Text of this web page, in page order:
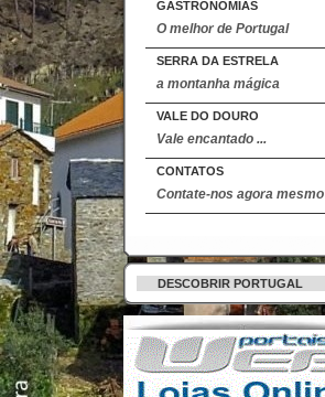
GASTRONOMIAS
O melhor de Portugal
SERRA DA ESTRELA
a montanha mágica
VALE DO DOURO
Vale encantado ...
CONTATOS
Contate-nos agora mesmo